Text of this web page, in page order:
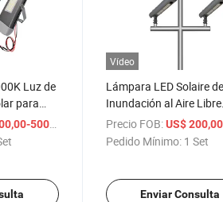
Luz de
para
500,00
Vídeo
Lámpara LED Solaire de
Inundación al Aire Libre
Bluesamrt Mejor IP67
Lámpara de Inundación
Precio FOB: US$ 200,00-
Pedido Mínimo: 1 Set
Enviar Consulta